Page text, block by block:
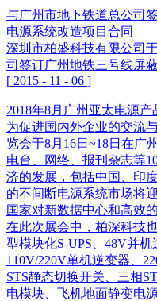
与广州市地下铁道总公司
电源系统改造项目合同
深圳市柏盛科技有限公司
司签订广州地铁三号线屏
[ 2015 - 11 - 06 ]
2018年8月广州亚太电源
为促进国内外企业的交流
览会于8月16日~18日在广
电台、网络、报刊杂志等
济的发展，包括中国、印
的不间断电源系统市场将
国家对新数据中心和高
在此次展会中，柏深科技
型模块化S-UPS、48V并机
110V/220V单机逆变器、
STS静态切换开关、三相
电模块、飞机地面静变电